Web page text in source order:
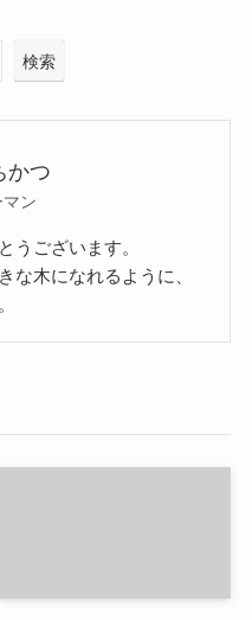
検索
かつ
ン
うございます。
な木になれるように、